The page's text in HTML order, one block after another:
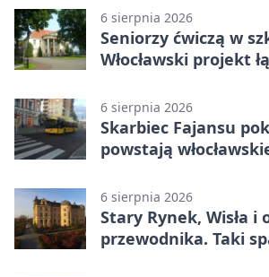
6 sierpnia 2026
Seniorzy ćwiczą w
Włocławski projekt
6 sierpnia 2026
Skarbiec Fajansu
powstają
6 sierpnia 2026
Stary Rynek, Wisła i
przewodnika. Taki